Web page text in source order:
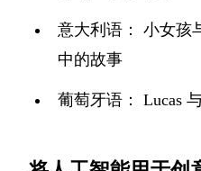
意大利语： 小女孩
中的故事
葡萄牙语： Lucas